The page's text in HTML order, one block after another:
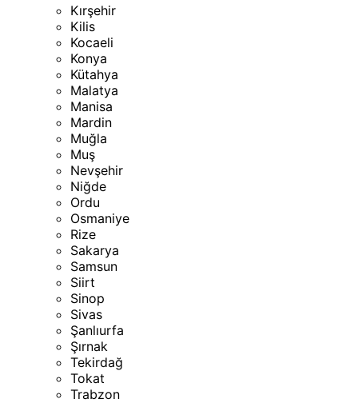
Kırşehir
Kilis
Kocaeli
Konya
Kütahya
Malatya
Manisa
Mardin
Muğla
Muş
Nevşehir
Niğde
Ordu
Osmaniye
Rize
Sakarya
Samsun
Siirt
Sinop
Sivas
Şanlıurfa
Şırnak
Tekirdağ
Tokat
Trabzon